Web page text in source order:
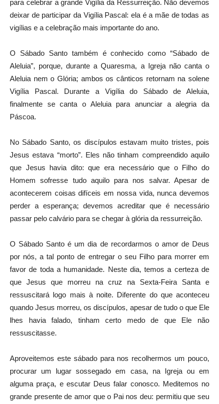
para celebrar a grande Vigília da Ressurreição. Não devemos
deixar de participar da Vigília Pascal: ela é a mãe de todas as
vigílias e a celebração mais importante do ano.
O Sábado Santo também é conhecido como “Sábado de
Aleluia”, porque, durante a Quaresma, a Igreja não canta o
Aleluia nem o Glória; ambos os cânticos retornam na solene
Vigília Pascal. Durante a Vigília do Sábado de Aleluia,
finalmente se canta o Aleluia para anunciar a alegria da
Páscoa.
No Sábado Santo, os discípulos estavam muito tristes, pois
Jesus estava “morto”. Eles não tinham compreendido aquilo
que Jesus havia dito: que era necessário que o Filho do
Homem sofresse tudo aquilo para nos salvar. Apesar de
acontecerem coisas difíceis em nossa vida, nunca devemos
perder a esperança; devemos acreditar que é necessário
passar pelo calvário para se chegar à glória da ressurreição.
O Sábado Santo é um dia de recordarmos o amor de Deus
por nós, a tal ponto de entregar o seu Filho para morrer em
favor de toda a humanidade. Neste dia, temos a certeza de
que Jesus que morreu na cruz na Sexta-Feira Santa e
ressuscitará logo mais à noite. Diferente do que aconteceu
quando Jesus morreu, os discípulos, apesar de tudo o que Ele
lhes havia falado, tinham certo medo de que Ele não
ressuscitasse.
Aproveitemos este sábado para nos recolhermos um pouco,
procurar um lugar sossegado em casa, na Igreja ou em
alguma praça, e escutar Deus falar conosco. Meditemos no
grande presente de amor que o Pai nos deu: permitiu que seu